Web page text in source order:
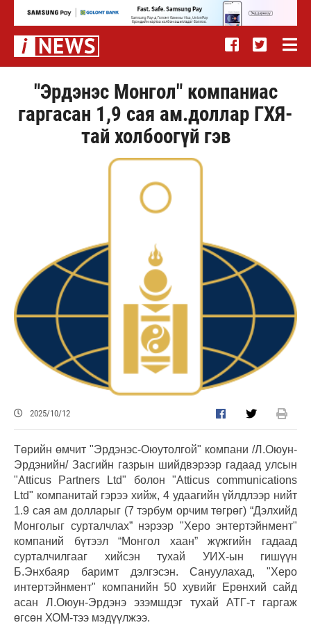
"Эрдэнэс Монгол" компаниас
гаргасан 1,9 сая ам.доллар ГХЯ-
тай холбоогүй гэв
2025/10/12
Төрийн өмчит "Эрдэнэс-Оюутолгой" компани /Л.Оюун-
Эрдэнийн/ Засгийн газрын шийдвэрээр гадаад улсын
"Atticus Partners Ltd" болон "Atticus communications
Ltd" компанитай гэрээ хийж, 4 удаагийн үйлдлээр нийт
1.9 сая ам долларыг (7 тэрбум орчим төгрөг) “Дэлхийд
Монголыг сурталчлах” нэрээр "Херо энтертэйнмент"
компаний бүтээл “Монгол хаан” жүжгийн гадаад
сурталчилгааг хийсэн тухай УИХ-ын гишүүн
Б.Энхбаяр баримт дэлгэсэн. Сануулахад, "Херо
интертэйнмент" компанийн 50 хувийг Ерөнхий сайд
асан Л.Оюун-Эрдэнэ эзэмшдэг тухай АТГ-т гаргаж
өгсөн ХОМ-тээ мэдүүлжээ.